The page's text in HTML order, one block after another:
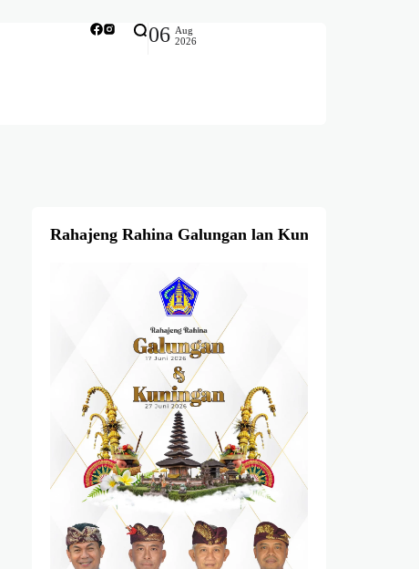
06 Aug
2026
Rahajeng Rahina Galungan lan Kuningan